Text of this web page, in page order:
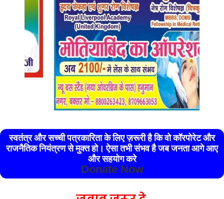
स्वतंत्र और सच्ची पत्रकारिता के लिए ज़रूरी है कि वो कॉरपोरेट और
राजनैतिक नियंत्रण से मुक्त हो। ऐसा तभी संभव है जब जनता आगे आए
और सहयोग करे
Donate Now